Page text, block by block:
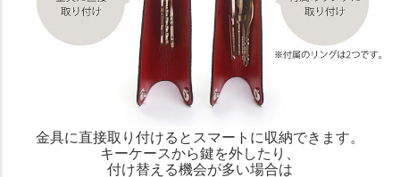
金具に直接取り付けるとスマートに収納できます。
キーケースから鍵を外したり、
付け替える機会が多い場合は